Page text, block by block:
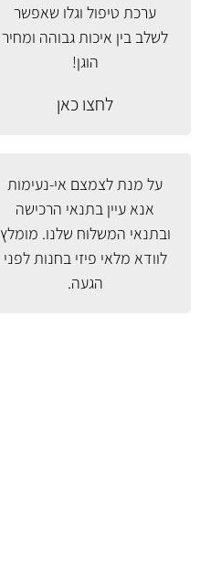
ערכת טיפול וגלו שאפשר
לשלב בין איכות גבוהה ומחיר
הוגן!
לחצו כאן
על מנת לצמצם אי-נעימות
אנא עיין בתנאי הרכישה
ובתנאי המשלוח שלנו. מומלץ
לוודא מלאי פיזי בחנות לפני
הגעה.